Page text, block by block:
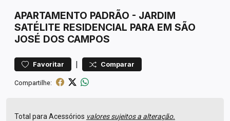
APARTAMENTO PADRÃO - JARDIM
SATÉLITE RESIDENCIAL PARA EM SÃO
JOSÉ DOS CAMPOS
Favoritar | Comparar
Compartilhe:
Total para Acessórios valores sujeitos a alteração.